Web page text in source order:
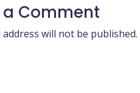
a Comment
address will not be published.